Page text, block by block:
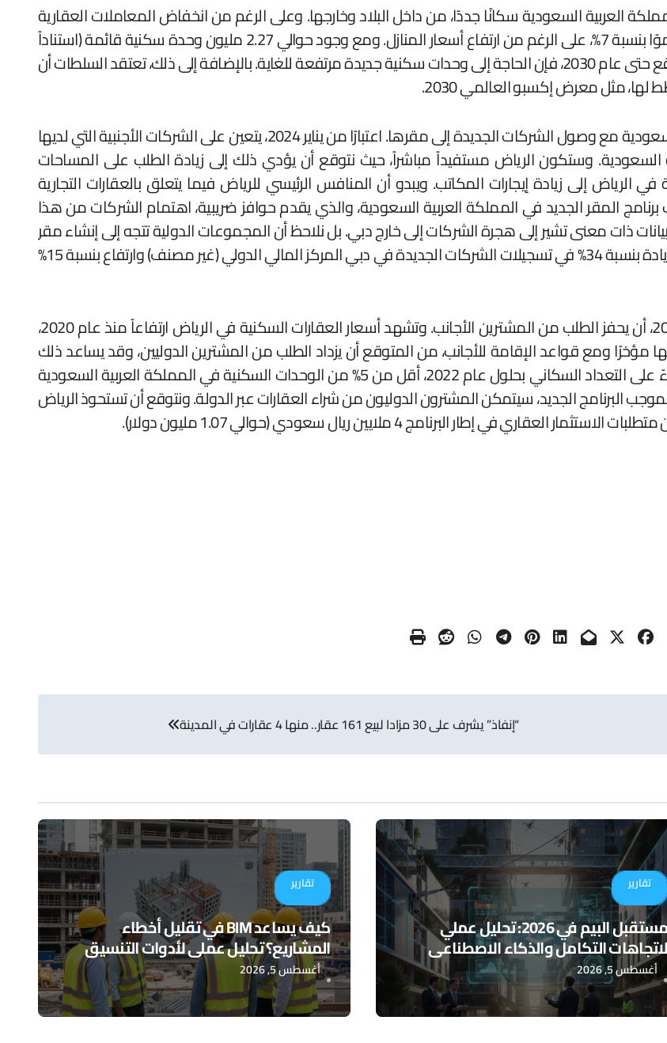
العربية السعودية سكانًا جددًا، من داخل البلاد وخارجها. وعلى الرغم من انخفاض المعاملات العقارية
في عام 2023 على المستوى الوطني، إلا أن الرياض شهدت نموًا بنسبة 7%، على الرغم من ارتفاع أسعار المنازل. ومع وجود حوالي 2.27 مليون وحدة سكنية قائمة (استناداً
إلى التعداد السكاني لعام 2022) والنمو السكاني الكبير المتوقع حتى عام 2030، فإن الحاجة إلى وحدات سكنية جديدة مرتفعة للغاية. بالإضافة إلى ذلك، تعتقد السلطات أن
مثل معرض إكسبو العالمي 2030.
نتوقع زيادة في أسعار إيجارات المكاتب في المملكة العربية السعودية مع وصول الشركات الجديدة إلى مقرها. اعتبارًا من يناير 2024، يتعين على الشركات الأجنبية التي لديها
وستكون الرياض مستفيداً مباشراً، حيث نتوقع أن يؤدي ذلك إلى زيادة الطلب على المساحات
إلى زيادة إيجارات المكاتب. ويبدو أن المنافس الرئيسي للرياض فيما يتعلق بالعقارات التجارية
المقر الجديد في المملكة العربية السعودية، والذي يقدم حوافز ضريبية، اهتمام الشركات من هذا
ذات معنى تشير إلى هجرة الشركات إلى خارج دبي. بل نلاحظ أن المجموعات الدولية تتجه إلى إنشاء مقر
ثان لها في الرياض، بدلا من نقل. وفي عام 2023، كانت هناك زيادة بنسبة 34% في تسجيلات الشركات الجديدة في دبي المركز المالي الدولي (غير مصنف) وارتفاع بنسبة 15%
ويمكن لبرنامج الإقامة المميزة، الذي تم تقديمه في يناير 2024، أن يحفز الطلب من المشترين الأجانب. وتشهد أسعار العقارات السكنية في الرياض ارتفاعاً منذ عام 2020،
ومع قواعد الإقامة للأجانب، من المتوقع أن يزداد الطلب من المشترين الدوليين، وقد يساعد ذلك
تعود المعاملات العقارية إلى النمو بعد ضعف عام 2023. بناءً على التعداد السكاني بحلول عام 2022، أقل من 5% من الوحدات السكنية في المملكة العربية السعودية
البرنامج الجديد، سيتمكن المشترون الدوليون من شراء العقارات عبر الدولة. ونتوقع أن تستحوذ الرياض
إطار البرنامج 4 ملايين ريال سعودي (حوالي 1.07 مليون دولار).
“إنفاذ” يشرف على 30 مزادا لبيع 161 عقار.. منها 4 عقارات في المدينة
تقارير
مستقبل البيم في 2026: تحليل عملي
التكامل والذكاء الاصطناعي
أغسطس 5, 2026
تقارير
كيف يساعد BIM في تقليل أخطاء
المشاريع؟ تحليل عملي لأدوات التنسيق
الرقمي
أغسطس 5, 2026